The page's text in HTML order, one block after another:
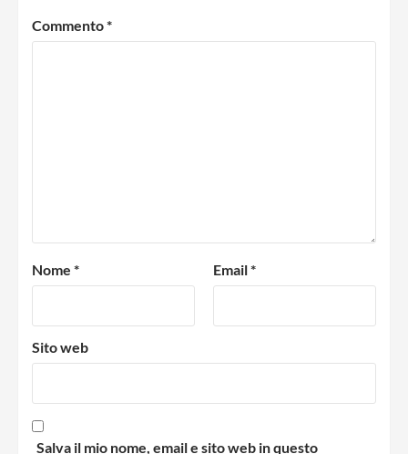
Commento*
Nome * Email*
Sito web
Salva il mio nome, email e sito web in questo